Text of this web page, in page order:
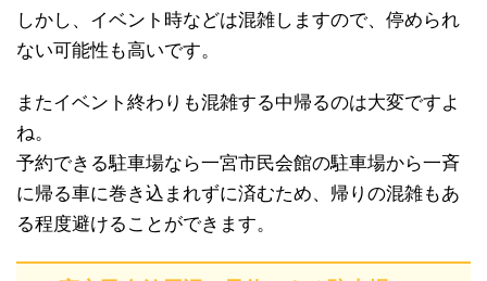
しかし、イベント時などは混雑しますので、停められ
ない可能性も高いです。
またイベント終わりも混雑する中帰るのは大変ですよ
ね。
予約できる駐車場なら一宮市民会館の駐車場から一斉
に帰る車に巻き込まれずに済むため、帰りの混雑もあ
る程度避けることができます。